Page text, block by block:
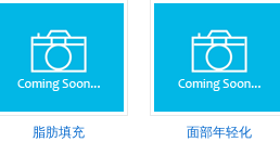
脂肪填充 面部年轻化